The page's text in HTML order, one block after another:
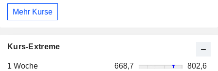
Mehr Kurse
Kurs-Extreme
1 Woche 668,7
802,6